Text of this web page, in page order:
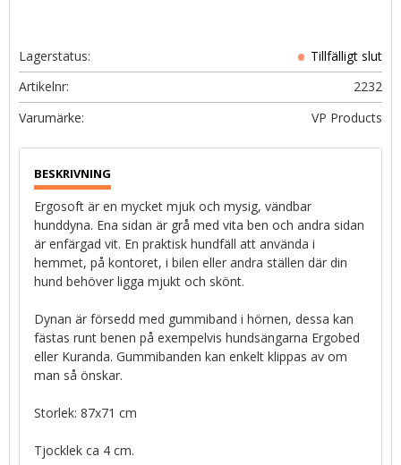
Lagerstatus
Artikelnr
2232
VP Products
Ergosoft är en mycket mjuk och mysig, vändbar
hunddyna. Ena sidan är grå med vita ben och andra sidan
är enfärgad vit. En praktisk hundfäll att använda i
hemmet, på kontoret, i bilen eller andra ställen där din
hund behöver ligga mjukt och skönt.
Dynan är försedd med gummiband i hörnen, dessa kan
fästas runt benen på exempelvis hundsängarna Ergobed
eller Kuranda. Gummibanden kan enkelt klippas av om
man så önskar.
Storlek: 87x71 cm
Tjocklek ca 4 cm.